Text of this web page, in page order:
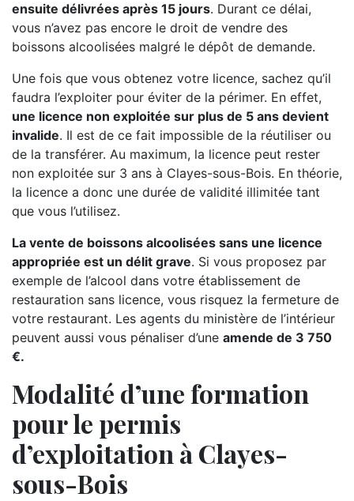
ensuite délivrées après 15 jours. Durant ce délai,
vous n’avez pas encore le droit de vendre des
boissons alcoolisées malgré le dépôt de demande.
Une fois que vous obtenez votre licence, sachez qu’il
faudra l’exploiter pour éviter de la périmer. En effet,
une licence non exploitée sur plus de 5 ans devient
invalide. Il est de ce fait impossible de la réutiliser ou
de la transférer. Au maximum, la licence peut rester
non exploitée sur 3 ans à Clayes-sous-Bois. En théorie,
la licence a donc une durée de validité illimitée tant
que vous l’utilisez.
La vente de boissons alcoolisées sans une licence
appropriée est un délit grave. Si vous proposez par
exemple de l’alcool dans votre établissement de
restauration sans licence, vous risquez la fermeture de
votre restaurant. Les agents du ministère de l’intérieur
peuvent aussi vous pénaliser d’une amende de 3 750
€.
Modalité d’une formation
pour le permis
d’exploitation à Clayes-
sous-Bois